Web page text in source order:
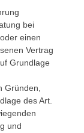
bei
einen
Vertrag
Grundlage
Gründen,
des Art.
und